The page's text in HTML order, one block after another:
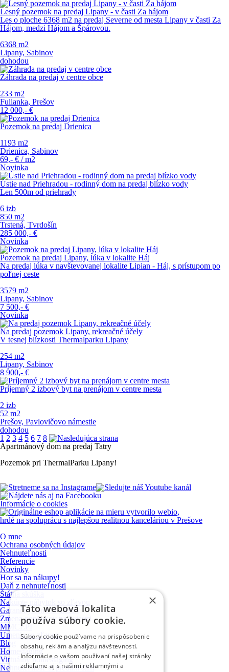
Lesný pozemok na predaj Lipany - v časti Za hájom
Les o ploche 6368 m2 na predaj Severne od mesta Lipany v časti Za
Hájom, medzi Hájom a Špárovou.
6368 m2
Lipany, Sabinov
dohodou
Záhrada na predaj v centre obce
233 m2
Fulianka, Prešov
12 000,- €
Pozemok na predaj Drienica
1193 m2
Drienica, Sabinov
69,- € / m2
Novinka
Ústie nad Priehradou - rodinný dom na predaj blízko vody
Len 500m od priehrady
6 izb
850 m2
Trstená, Tvrdošín
285 000,- €
Novinka
Pozemok na predaj Lipany, lúka v lokalite Háj
Na predaj lúka v navštevovanej lokalite Lipian - Háj, s prístupom po
poľnej ceste
3579 m2
Lipany, Sabinov
7 500,- €
Novinka
Na predaj pozemok Lipany, rekreačné účely
V tesnej blízkosti Thermalparku Lipany
254 m2
Lipany, Sabinov
8 900,- €
Príjemný 2 izbový byt na prenájom v centre mesta
2 izb
52 m2
Prešov, Pavlovičovo námestie
dohodou
1 2 3 4 5 6 7 8
Apartmánový dom na predaj Tatry
Pozemok pri ThermalParku Lipany!
Informácie o cookies
vytvorilo webio,
hrdé na spoluprácu s najlepšou realitnou kanceláriou v Prešove
O mne
Ochrana osobných údajov
Nehnuteľnosti
Referencie
Novinky
Hor sa na nákupy!
Daň z nehnuteľnosti
Štátna skúška
Nakúpte nábytok so zľavou
Garančný fond NARKS
Zmena poplatkov na katastri
MMCEPI
Umenie so zľavou
Blog
Homestaging
Virtuálny homestaging
Nehnuteľnosť si predám sám
×
Táto webová lokalita
používa súbory cookie.
Súbory cookie používame na prispôsobenie
obsahu, reklám a analýzu návštevnosti.
Informácie o vašom používaní našej stránky
zdieľame aj s našimi reklamnými a